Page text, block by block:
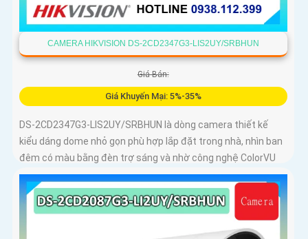
CAMERA HIKVISION DS-2CD2347G3-LIS2UY/SRBHUN
Giá Bán:
Giá Khuyến Mại: 5%-35%
DS-2CD2347G3-LIS2UY/SRBHUN là dòng camera thiết kế
kiểu dáng dome nhỏ gọn phù hợp lắp đặt trong nhà, nhìn ban
đêm có màu bằng đèn trợ sáng và nhờ công nghệ ColorVU
HikAI-ISP, có tính năng AI giúp nhận diện người và phương
tiện, tích hợp micro kép